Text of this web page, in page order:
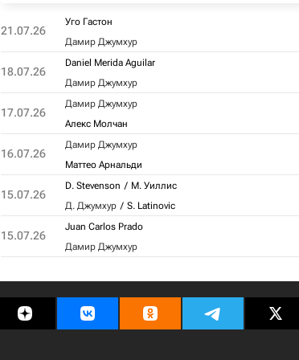
21.07.26
Уго Гастон
Дамир Джумхур
18.07.26
Daniel Merida Aguilar
Дамир Джумхур
17.07.26
Дамир Джумхур
Алекс Молчан
16.07.26
Дамир Джумхур
Маттео Арнальди
15.07.26
D. Stevenson
М. Уиллис
Д. Джумхур
S. Latinovic
15.07.26
Juan Carlos Prado
Дамир Джумхур